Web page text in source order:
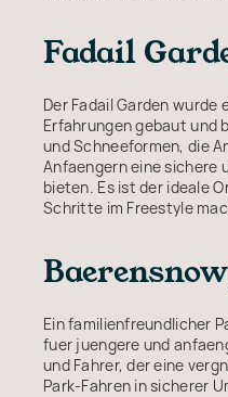
Fadail
Der Fadail Garden wurde
Erfahrungen gebaut und
und Schneeformen, die
Anfaengern eine sichere
bieten. Es ist der ideale
Schritte im Freestyle
Ein familienfreundlicher
fuer juengere und
und Fahrer, der eine
Park-Fahren in sicherer